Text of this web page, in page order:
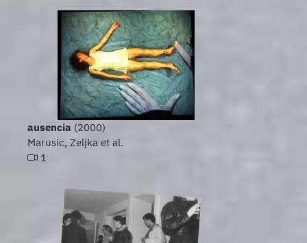
ausencia (2000)
Marusic, Zeljka et al.
1